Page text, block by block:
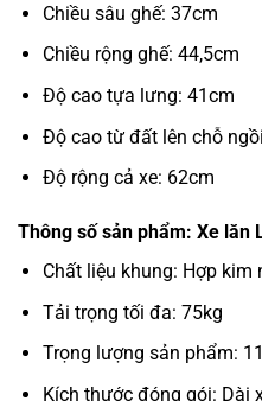
Chiều sâu ghế: 37cm
Chiều rộng ghế: 44,5cm
Độ cao tựa lưng: 41cm
Độ cao từ đất lên chỗ
Độ rộng cả xe: 62cm
Thông số sản phẩm: Xe lăn
Chất liệu khung: Hợp kim
Tải trọng tối đa: 75kg
Trọng lượng sản phẩm:
Kích thước đóng gói: Dài